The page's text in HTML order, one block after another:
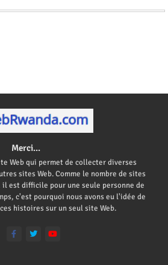
Merci...
Web qui permet de collecter diverses
sites Web. Comme le nombre de sites
il est difficile pour une seule personne de
c'est pourquoi nous avons eu l'idée de
histoires sur un seul site Web.